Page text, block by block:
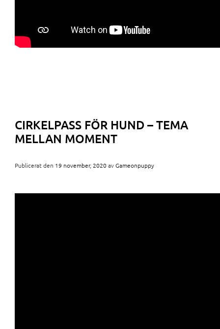
CIRKELPASS FÖR HUND – TEMA
MELLAN MOMENT
Publicerat den 19 november, 2020 avGameonpuppy